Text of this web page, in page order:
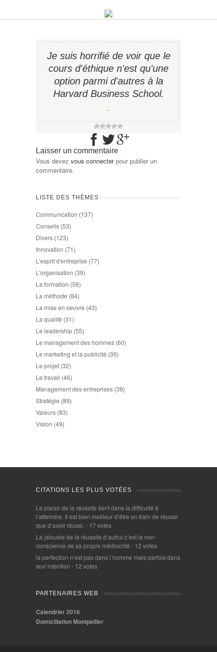
Je suis horrifié de voir que le
cours d'éthique n'est qu'une
option parmi d'autres à la
Harvard Business School.
−
Laisser un commentaire
Vous devez vous connecterpour publier un
commentaire.
LISTE DES THÈMES
Communication (137)
Conseils (53)
Divers (123)
Innovation (71)
L'esprit d'entreprise (77)
L'organisation (39)
La formation (58)
La méthode (84)
La mise en oeuvre (43)
La qualité (31)
Le leadership (55)
Le management des hommes (60)
Le marketing et la publicité (39)
Le projet (32)
Le travail (46)
Management des entreprises (39)
Stratégie (89)
Valeurs (83)
Vision (49)
CITATIONS LES PLUS VOTÉES
Le plaisir de la réussite tient dans la difficulté à
l’atteindre. Il est bien meilleur d’être en train de réussir
que d’avoir réussi. - 17 votes
La jalousie de la réussite d’autrui c’est la non-
conscience de sa propre médiocrité - 12 votes
la perfection n’est pas dans l homme mais parfois dans
leur intention - 12 votes
PARTENAIRES WEB
Calendrier 2016
Domiciliation Montpellier